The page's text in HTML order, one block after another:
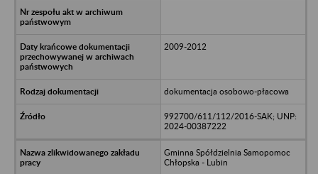
2009-2012
dokumentacja osobowo-płacowa
992700/611/112/2016-SAK; UNP:
2024-00387222
Gminna Spółdzielnia Samopomoc
Chłopska - Lubin